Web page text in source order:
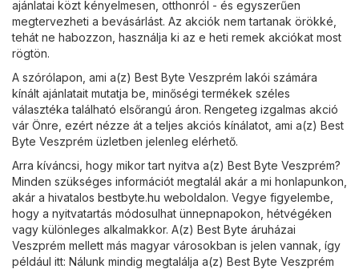
ajánlatai közt kényelmesen, otthonról - és egyszerűen
megtervezheti a bevásárlást. Az akciók nem tartanak örökké,
tehát ne habozzon, használja ki az e heti remek akciókat most
rögtön.
A szórólapon, ami a(z) Best Byte Veszprém lakói számára
kínált ajánlatait mutatja be, minőségi termékek széles
választéka található elsőrangú áron. Rengeteg izgalmas akció
vár Önre, ezért nézze át a teljes akciós kínálatot, ami a(z) Best
Byte Veszprém üzletben jelenleg elérhető.
Arra kíváncsi, hogy mikor tart nyitva a(z) Best Byte Veszprém?
Minden szükséges információt megtalál akár a mi honlapunkon,
akár a hivatalos bestbyte.hu weboldalon. Vegye figyelembe,
hogy a nyitvatartás módosulhat ünnepnapokon, hétvégéken
vagy különleges alkalmakkor. A(z) Best Byte áruházai
Veszprém mellett más magyar városokban is jelen vannak, így
például itt: Nálunk mindig megtalálja a(z) Best Byte Veszprém